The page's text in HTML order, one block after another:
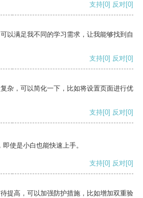
支持[0] 反对[0]
以满足我不同的学习需求，让我能够找到自
支持[0] 反对[0]
杂，可以简化一下，比如将设置页面进行优
支持[0] 反对[0]
使是小白也能快速上手。
支持[0] 反对[0]
提高，可以加强防护措施，比如增加双重验